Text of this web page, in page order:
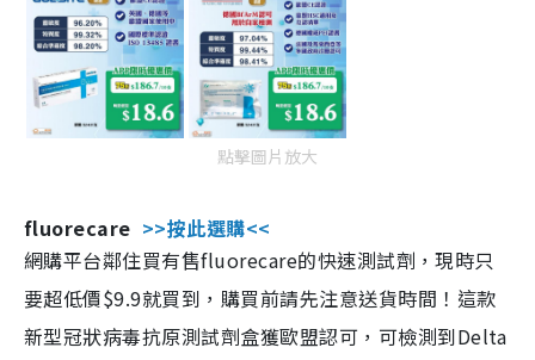
點擊圖片放大
fluorecare >>按此選購<<
網購平台鄰住買有售fluorecare的快速測試劑，現時只
要超低價$9.9就買到，購買前請先注意送貨時間！這款
新型冠狀病毒抗原測試劑盒獲歐盟認可，可檢測到Delta